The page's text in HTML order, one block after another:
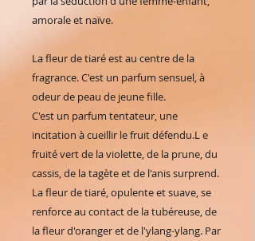
amorale et naïve.
La fleur de tiaré est au centre de la
fragrance. C'est un parfum sensuel, à
odeur de peau de jeune fille.
C'est un parfum tentateur, une
incitation à cueillir le fruit défendu.L e
fruité vert de la violette, de la prune, du
cassis, de la tagète et de l'anis surprend.
La fleur de tiaré, opulente et suave, se
renforce au contact de la tubéreuse, de
la fleur d'oranger et de l'ylang-ylang. Par